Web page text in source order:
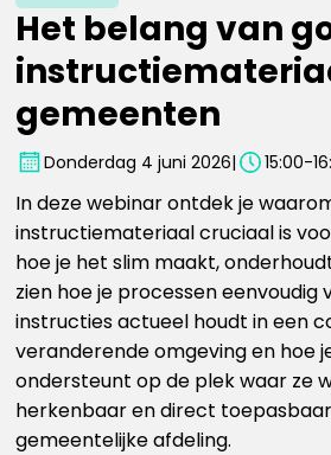
Het belang van
gemeenten
Donderdag 4 juni 2026| 15:00-
In deze webinar ontdek je
instructiemateriaal cruciaal is
hoe je het slim maakt,
zien hoe je processen eenvoudig
instructies actueel houdt in een
veranderende omgeving en hoe
ondersteunt op de plek waar ze
herkenbaar en direct
gemeentelijke afdeling.